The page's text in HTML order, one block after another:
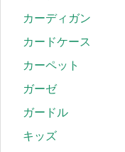
カーディガン
カードケース
カーペット
ガーゼ
ガードル
キッズ